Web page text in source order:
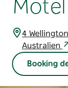
Motel
4
Australien
Booking